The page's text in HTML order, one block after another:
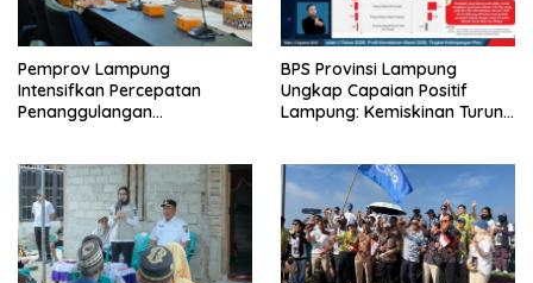
Pemprov Lampung
Intensifkan Percepatan
Penanggulangan
BPS Provinsi Lampung
Ungkap Capaian Positif
Lampung: Kemiskinan Turun,